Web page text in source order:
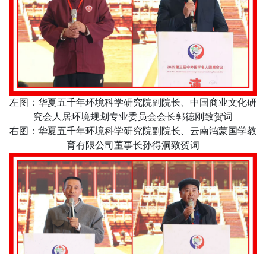
左图：华夏五千年环境科学研究院副院长、中国商业文化研
究会人居环境规划专业委员会会长郭德刚致贺词
右图：华夏五千年环境科学研究院副院长、云南鸿蒙国学教
育有限公司董事长孙得洞致贺词